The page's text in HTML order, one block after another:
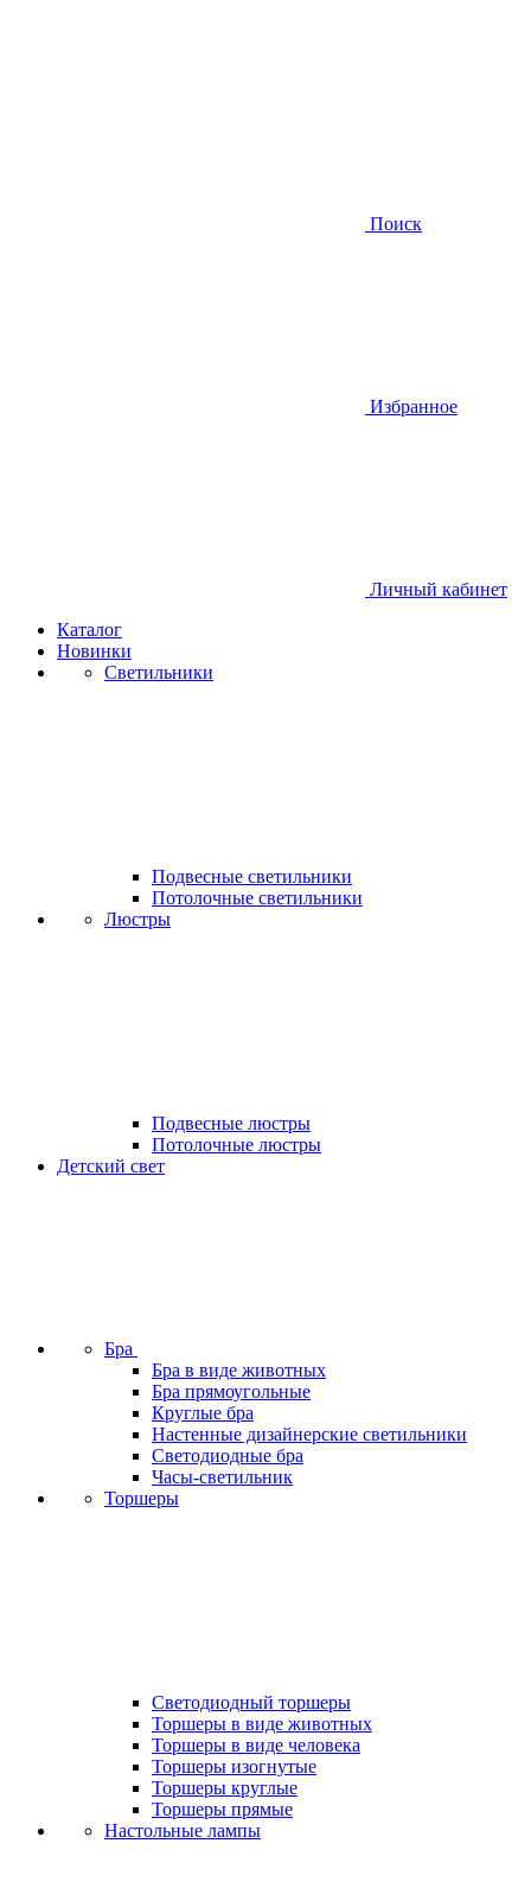
Поиск
Избранное
Личный кабинет
Каталог
Новинки
Светильники
Подвесные светильники
Потолочные светильники
Люстры
Подвесные люстры
Потолочные люстры
Детский свет
Бра
Бра в виде животных
Бра прямоугольные
Круглые бра
Настенные дизайнерские светильники
Светодиодные бра
Часы-светильник
Торшеры
Светодиодный торшеры
Торшеры в виде животных
Торшеры в виде человека
Торшеры изогнутые
Торшеры круглые
Торшеры прямые
Настольные лампы